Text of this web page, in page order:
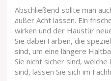
Abschließend sollte man
außer Acht lassen. Ein
wirken und der Haustür
Sie dabei Farben, die
sind, um eine längere
Sie nicht sicher sind,
sind, lassen Sie sich im